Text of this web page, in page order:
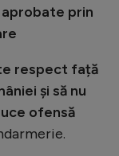
prin
respect față
și să nu
ofensă